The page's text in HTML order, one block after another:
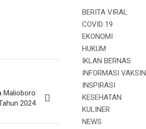
Malioboro
2024
BERITA VIRAL
COVID 19
EKONOMI
HUKUM
IKLAN BERNAS
INFORMASI VAKSIN
INSPIRASI
KESEHATAN
KULINER
NEWS